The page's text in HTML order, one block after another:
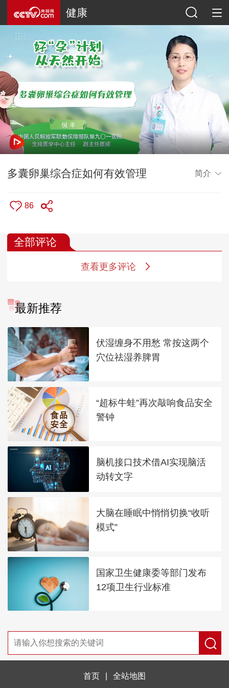
健康
多囊卵巢综合症如何有效管理 简介
86
全部评论
查看更多评论
最新推荐
伏湿缠身不用愁 常按这两个
穴位祛湿养脾胃
“超标牛蛙”再次敲响食品安全
警钟
脑机接口技术借AI实现脑活
动转文字
大脑在睡眠中悄悄切换“收听
模式”
国家卫生健康委等部门发布
12项卫生行业标准
首页 全站地图